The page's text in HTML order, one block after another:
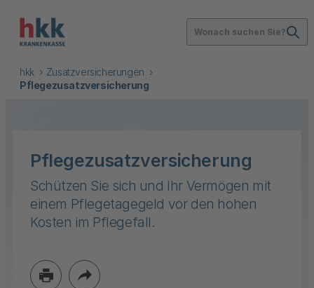
Wonach suchen Sie?
hkk
Zusatzversicherungen
Pflegezusatzversicherung
Pflegezusatzversicherung
Schützen Sie sich und Ihr Vermögen mit
einem Pflegetagegeld vor den hohen
Kosten im Pflegefall.